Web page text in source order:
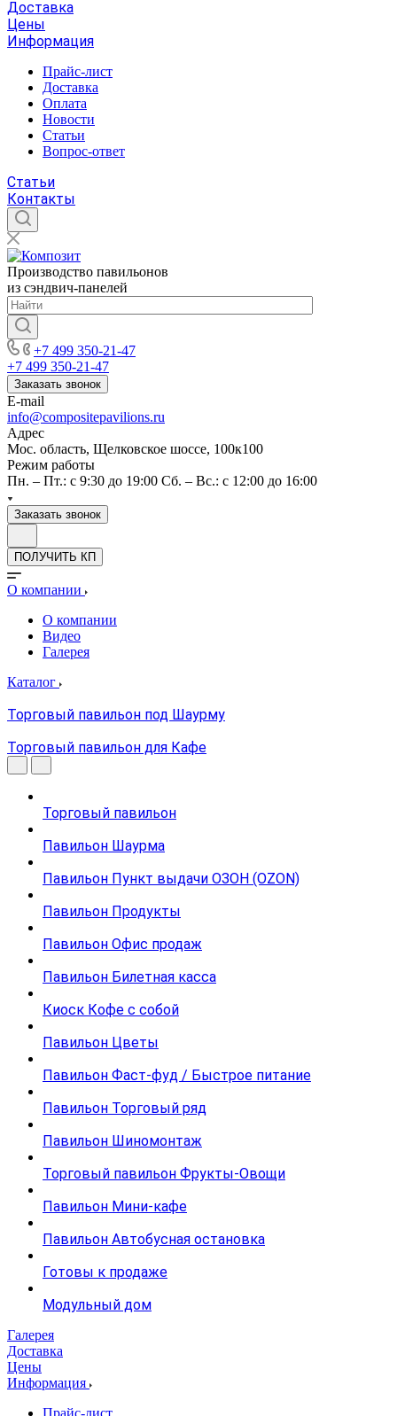
Доставка
Цены
Информация
Прайс-лист
Доставка
Оплата
Новости
Статьи
Вопрос-ответ
Статьи
Контакты
Производство павильонов
из сэндвич-панелей
+7 499 350-21-47
+7 499 350-21-47
Заказать звонок
E-mail
info@compositepavilions.ru
Адрес
Мос. область, Щелковское шоссе, 100к100
Режим работы
Пн. – Пт.: с 9:30 до 19:00 Сб. – Вс.: с 12:00 до 16:00
Заказать звонок
ПОЛУЧИТЬ КП
О компании
О компании
Видео
Галерея
Каталог
Торговый павильон под Шаурму
Торговый павильон для Кафе
Торговый павильон
Павильон Шаурма
Павильон Пункт выдачи ОЗОН (OZON)
Павильон Продукты
Павильон Офис продаж
Павильон Билетная касса
Киоск Кофе с собой
Павильон Цветы
Павильон Фаст-фуд / Быстрое питание
Павильон Торговый ряд
Павильон Шиномонтаж
Торговый павильон Фрукты-Овощи
Павильон Мини-кафе
Павильон Автобусная остановка
Готовы к продаже
Модульный дом
Галерея
Доставка
Цены
Информация
Прайс-лист